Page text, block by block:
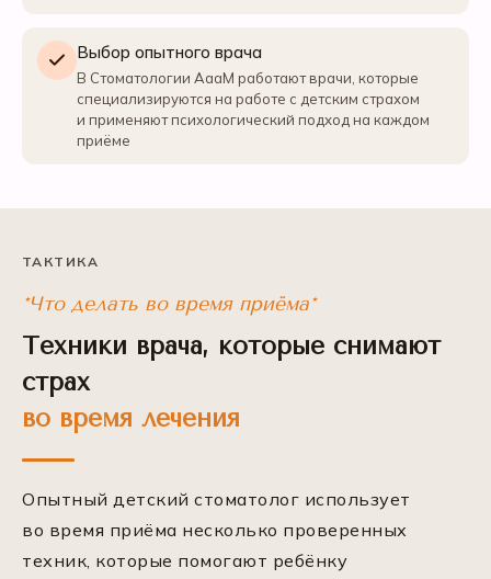
Выбор опытного врача
В Стоматологии АааМ работают врачи, которые
специализируются на работе с детским страхом
и применяют психологический подход на каждом
приёме
ТАКТИКА
*Что делать во время приёма*
Техники врача, которые снимают
страх
во время лечения
Опытный детский стоматолог использует
во время приёма несколько проверенных
техник, которые помогают ребёнку